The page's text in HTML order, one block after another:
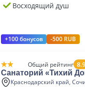
Восходящий душ
+100 бонусов -500 RUB
Общий рейтинг 8.9
Санаторий «Тихий
Краснодарский край,